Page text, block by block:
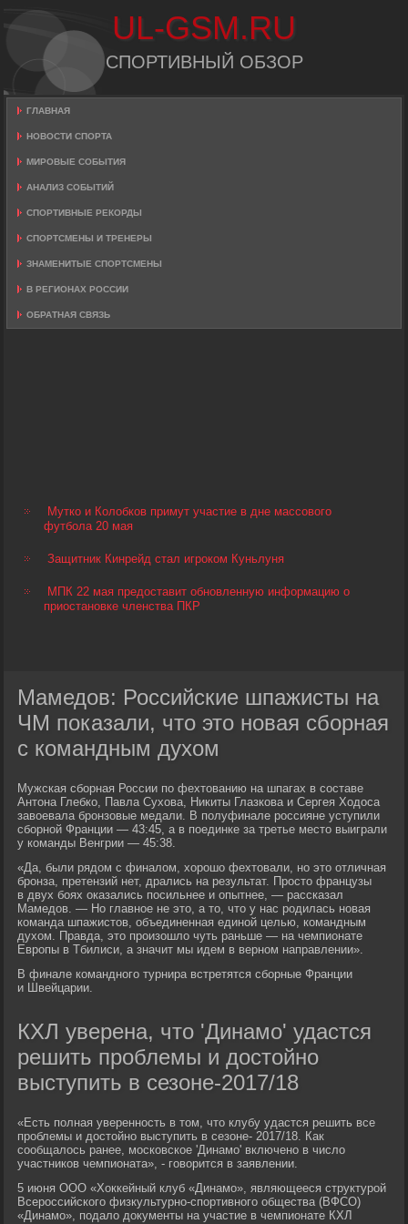
UL-GSM.RU
СПОРТИВНЫЙ ОБЗОР
ГЛАВНАЯ
НОВОСТИ СПОРТА
МИРОВЫЕ СОБЫТИЯ
АНАЛИЗ СОБЫТИЙ
СПОРТИВНЫЕ РЕКОРДЫ
СПОРТСМЕНЫ И ТРЕНЕРЫ
ЗНАМЕНИТЫЕ СПОРТСМЕНЫ
В РЕГИОНАХ РОССИИ
ОБРАТНАЯ СВЯЗЬ
Мутко и Колобков примут участие в дне массового
футбола 20 мая
Защитник Кинрейд стал игроком Куньлуня
МПК 22 мая предоставит обновленную информацию о
приостановке членства ПКР
Мамедов: Российские шпажисты на
ЧМ показали, что это новая сборная
с командным духом
Мужская сборная России по фехтованию на шпагах в составе
Антона Глебко, Павла Сухова, Никиты Глазкова и Сергея Ходоса
завоевала бронзовые медали. В полуфинале россияне уступили
сборной Франции — 43:45, а в поединке за третье место выиграли
у команды Венгрии — 45:38.
«Да, были рядом с финалом, хорошо фехтовали, но это отличная
бронза, претензий нет, дрались на результат. Просто французы
в двух боях оказались посильнее и опытнее, — рассказал
Мамедов. — Но главное не это, а то, что у нас родилась новая
команда шпажистов, объединенная единой целью, командным
духом. Правда, это произошло чуть раньше — на чемпионате
Европы в Тбилиси, а значит мы идем в верном направлении».
В финале командного турнира встретятся сборные Франции
и Швейцарии.
КХЛ уверена, что 'Динамо' удастся
решить проблемы и достойно
выступить в сезоне-2017/18
«Есть полная уверенность в том, что клубу удастся решить все
проблемы и достойно выступить в сезоне- 2017/18. Как
сообщалось ранее, московское 'Динамо' включено в число
участников чемпионата», - говорится в заявлении.
5 июня ООО «Хоккейный клуб «Динамо», являющееся структурой
Всероссийского физкультурно-спортивного общества (ВФСО)
«Динамо», подало документы на участие в чемпионате КХЛ